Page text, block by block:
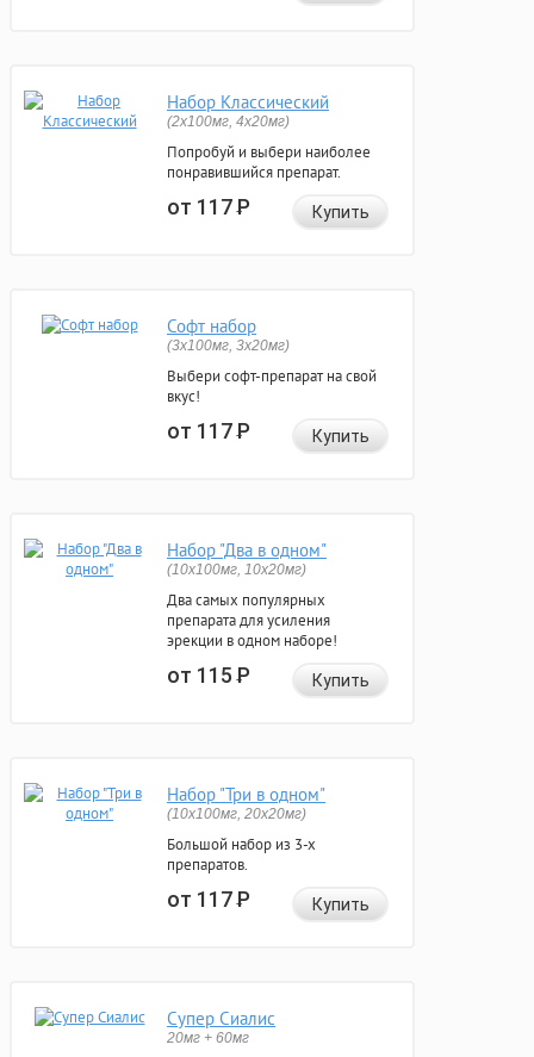
Набор Классический
(2x100мг, 4x20мг)
Попробуй и выбери наиболее
понравившийся препарат.
от 117Р Купить
Софт набор
(3x100мг, 3x20мг)
Выбери софт-препарат на свой
вкус!
от 117Р Купить
Набор "Два в одном"
(10x100мг, 10x20мг)
Два самых популярных
препарата для усиления
эрекции в одном наборе!
от 115Р Купить
Набор "Три в одном"
(10x100мг, 20x20мг)
Большой набор из 3-х
препаратов.
от 117Р Купить
Супер Сиалис
20мг + 60мг